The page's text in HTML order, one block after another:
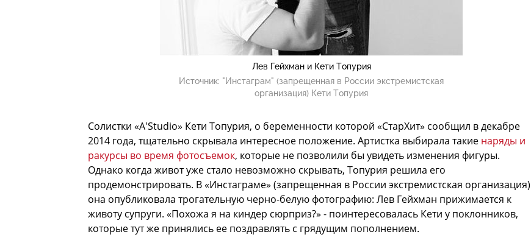
Лев Гейхман и Кети Топурия
Источник: "Инстаграм" (запрещенная в России экстремистская
организация) Кети Топурия
Солистки «A'Studio» Кети Топурия, о беременности которой «СтарХит» сообщил в декабре
2014 года, тщательно скрывала интересное положение. Артистка выбирала такие наряды и
ракурсы во время фотосъемок, которые не позволили бы увидеть изменения фигуры.
Однако когда живот уже стало невозможно скрывать, Топурия решила его
продемонстрировать. В «Инстаграме» (запрещенная в России экстремистская организация)
она опубликовала трогательную черно-белую фотографию: Лев Гейхман прижимается к
животу супруги. «Похожа я на киндер сюрприз?» - поинтересовалась Кети у поклонников,
которые тут же принялись ее поздравлять с грядущим пополнением.